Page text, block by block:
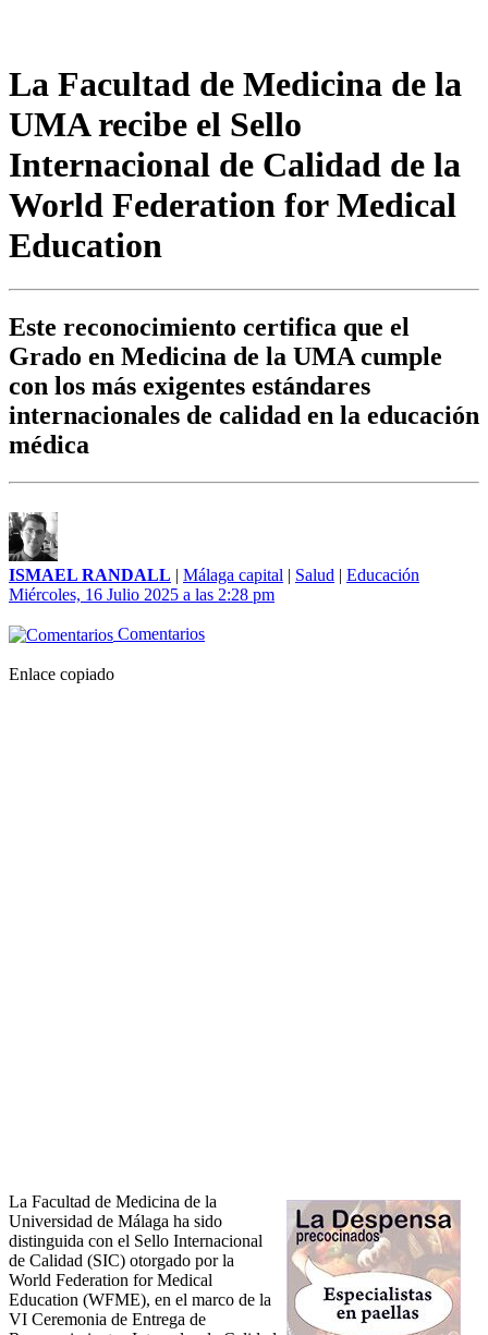
La Facultad de Medicina de la
UMA recibe el Sello
Internacional de Calidad de la
World Federation for Medical
Education
Este reconocimiento certifica que el
Grado en Medicina de la UMA cumple
con los más exigentes estándares
internacionales de calidad en la educación
médica
ISMAEL RANDALL | Málaga capital | Salud | Educación
Miércoles, 16 Julio 2025 a las 2:28 pm
Comentarios
Enlace copiado
La Facultad de Medicina de la
Universidad de Málaga ha sido
distinguida con el Sello Internacional
de Calidad (SIC) otorgado por la
World Federation for Medical
Education (WFME), en el marco de la
VI Ceremonia de Entrega de